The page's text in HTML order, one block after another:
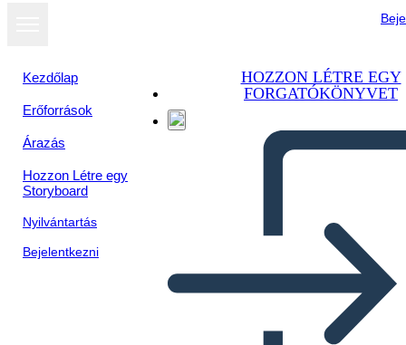
Kezdőlap
Erőforrások
Árazás
Hozzon Létre egy
Storyboard
Nyilvántartás
Bejelentkezni
HOZZON LÉTRE EGY
FORGATÓKÖNYVET
Megtekintés
diavetítésként